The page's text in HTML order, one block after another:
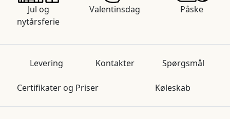
Jul og
nytårsferie
Valentinsdag Påske
Levering Kontakter Spørgsmål
Certifikater og Priser Køleskab